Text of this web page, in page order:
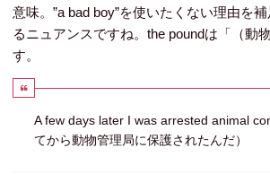
意味。”a bad boy”を使いたくない理由を
るニュアンスですね。the poundは「（動
す。
A few days later I was arrested animal
てから動物管理局に保護されたんだ）